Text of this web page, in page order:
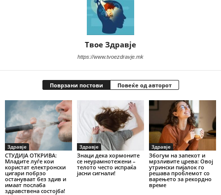
Твое Здравје
https://www.tvoezdravje.mk
Поврзани постови Повеќе од авторот
Здравје
СТУДИЈА ОТКРИВА:
Младите луѓе кои
користат електронски
цигари побрзо
остануваат без здив и
имаат послаба
здравствена состојба!
Здравје
Знаци дека хормоните
се неурамнотежени –
телото често испраќа
јасни сигнали!
Здравје
Збогум на запекот и
мрзливите црева: Овој
утрински пијалок го
решава проблемот со
варењето за рекордно
време